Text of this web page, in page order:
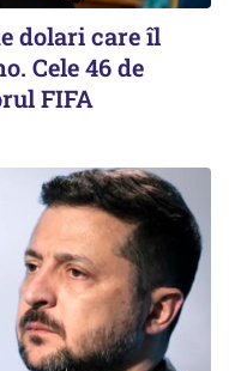
dolari care îl
Cele 46 de
FIFA